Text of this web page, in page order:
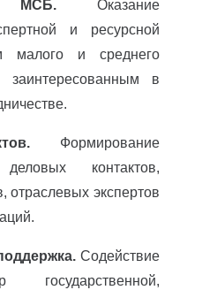
МСБ. Оказание
и ресурсной
малого и среднего
заинтересованным в
Формирование
контактов,
отраслевых экспертов
Содействие